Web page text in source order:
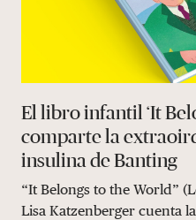
El libro infantil ‘It
comparte la
insulina de Banting
“It Belongs to the World”
Lisa Katzenberger cuenta